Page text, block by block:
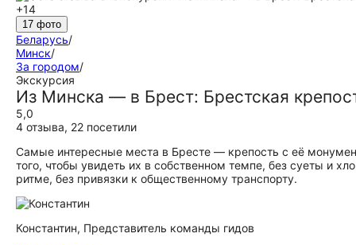
+14
17 фото
Беларусь/
Минск/
За городом/
Экскурсия
Из Минска — в Брест: Брестская
5,0
4 отзыва, 22 посетили
Самые интересные места в Бресте — крепость с её
того, чтобы увидеть их в собственном темпе, без суеты и
ритме, без привязки к общественному транспорту.
Константин, Представитель команды гидов